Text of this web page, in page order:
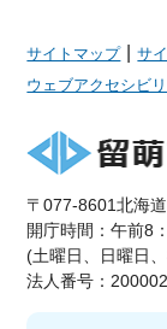
サイトマップ サ
ウェブアクセシビ
〒077-8601北海
開庁時間：午前8
(土曜日、日曜日
法人番号：